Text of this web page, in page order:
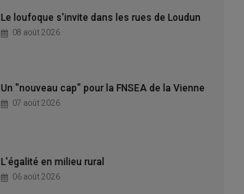
Le loufoque s'invite dans les rues de Loudun
08 août 2026
Un "nouveau cap" pour la FNSEA de la Vienne
07 août 2026
L'égalité en milieu rural
06 août 2026